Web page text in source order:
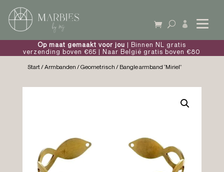

Op maat gemaakt voor jou | Binnen NL gratis
verzending boven €65 | Naar België gratis boven €80
Start/Armbanden /Geometrisch / Bangle armband “Miriel”